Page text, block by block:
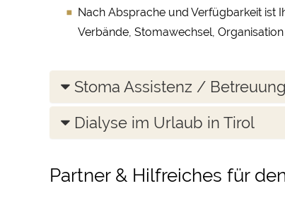
Nach Absprache und Verfügbarkeit ist
Verbände, Stomawechsel,
Stoma Assistenz /
Dialyse im Urlaub in Tirol
Partner & Hilfreiches für